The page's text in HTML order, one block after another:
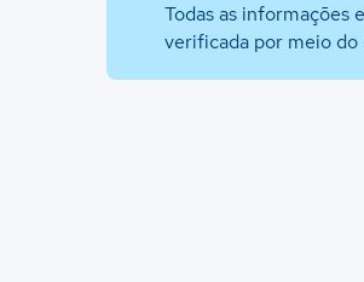
Todas as informações
verificada por meio do